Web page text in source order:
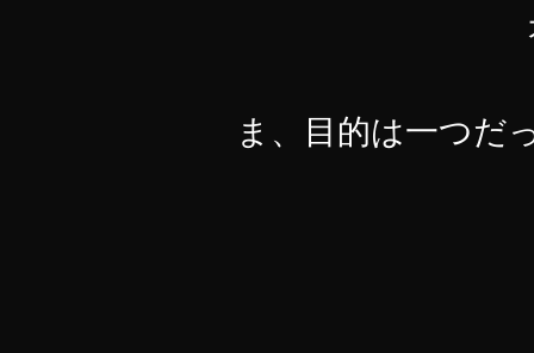
ま、目的は一つだ